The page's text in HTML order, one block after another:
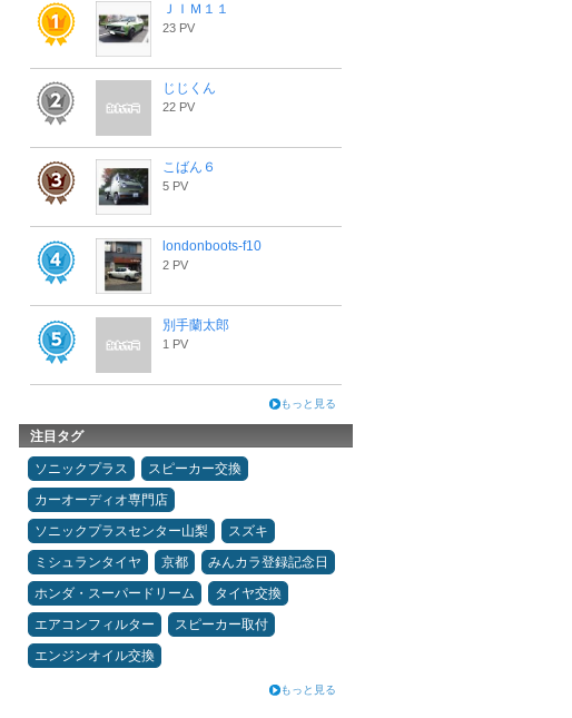
ＪＩＭ１１
23 PV
じじくん
22 PV
こばん６
5 PV
londonboots-f10
2 PV
別手蘭太郎
1 PV
もっと見る
注目タグ
ソニックプラス
スピーカー交換
カーオーディオ専門店
ソニックプラスセンター山梨
スズキ
ミシュランタイヤ
京都
みんカラ登録記念日
ホンダ・スーパードリーム
タイヤ交換
エアコンフィルター
スピーカー取付
エンジンオイル交換
もっと見る